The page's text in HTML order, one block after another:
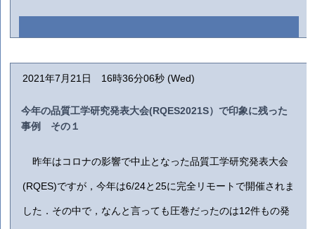
2021年7月21日 16時36分06秒 (Wed)
今年の品質工学研究発表大会(RQES2021S）で印象に残った
事例 その１
昨年はコロナの影響で中止となった品質工学研究発表大会
(RQES)ですが，今年は6/24と25に完全リモートで開催されま
した．その中で，なんと言っても圧巻だったのは12件もの発